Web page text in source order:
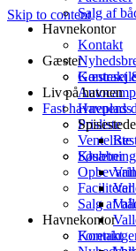
Skip to contentSalg af
Havnekontor
Kontakt
Kontrakt
Liv på havnen
Havnens
Klubber
Gæster
Fast havneplads
Prisliste
Venteliste
Faciliteter
Salg af
Havnekontor
Kontakt